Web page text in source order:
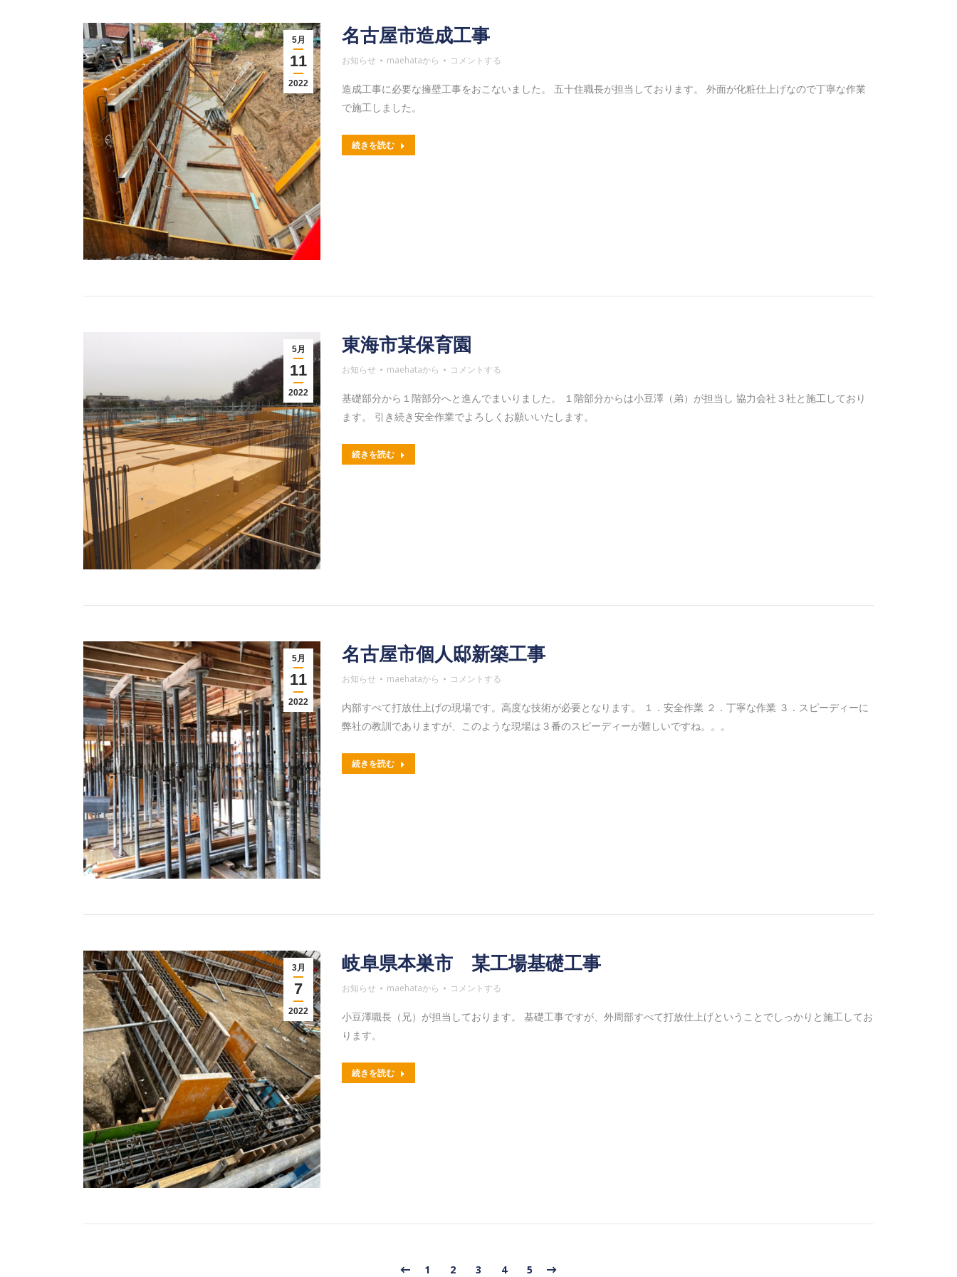
5月
11
2022
名古屋市造成工事
お知らせ maehataから コメントする
造成工事に必要な擁壁工事をおこないました。 五十住職長が担当しております。 外面が化粧仕上げなので丁寧な作業
で施工しました。
続きを読む
5月
11
2022
東海市某保育園
お知らせ maehataから コメントする
基礎部分から１階部分へと進んでまいりました。 １階部分からは小豆澤（弟）が担当し 協力会社３社と施工しており
ます。 引き続き安全作業でよろしくお願いいたします。
続きを読む
5月
11
2022
名古屋市個人邸新築工事
お知らせ maehataから コメントする
内部すべて打放仕上げの現場です。高度な技術が必要となります。 １．安全作業 ２．丁寧な作業 ３．スピーディーに
弊社の教訓でありますが、このような現場は３番のスピーディーが難しいですね。。。
続きを読む
3月
7
2022
岐阜県本巣市 某工場基礎工事
お知らせ maehataから コメントする
小豆澤職長（兄）が担当しております。 基礎工事ですが、外周部すべて打放仕上げということでしっかりと施工してお
ります。
続きを読む
1 2 3 4 5